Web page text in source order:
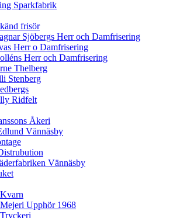
Sparkfabrik
frisör
Sjöbergs Herr och Damfrisering
Herr o Damfrisering
Herr och Damfrisering
Thelberg
Stenberg
Ridfelt
Åkeri
Vännäsby
Vännäsby
Upphör 1968